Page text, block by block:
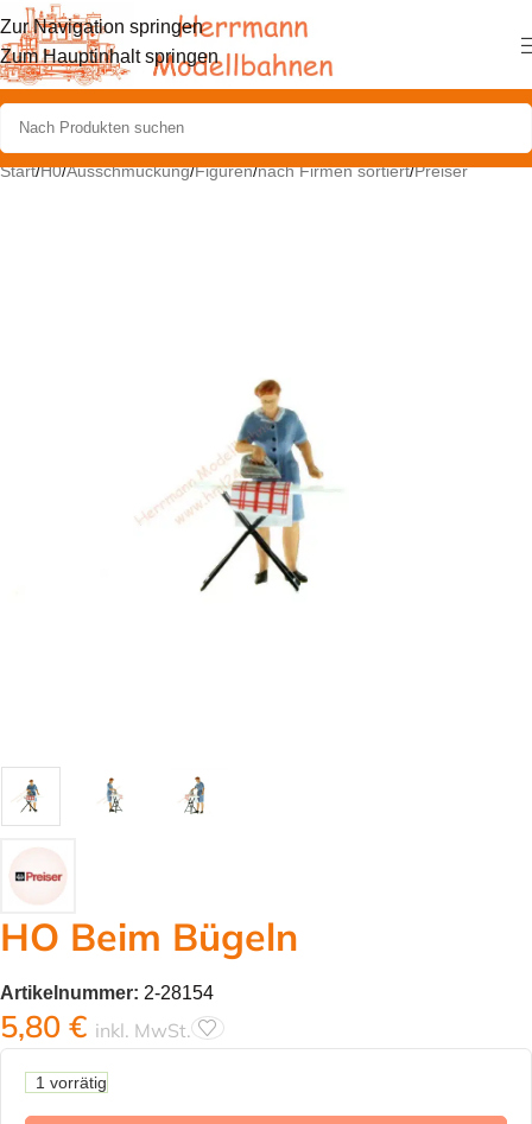
Zur Navigation springen
Zum Hauptinhalt springen
Start/H0/Ausschmückung/Figuren/nach Firmen sortiert/Preiser
HO Beim Bügeln
Artikelnummer: 2-28154
5,80 € inkl. MwSt.
1 vorrätig